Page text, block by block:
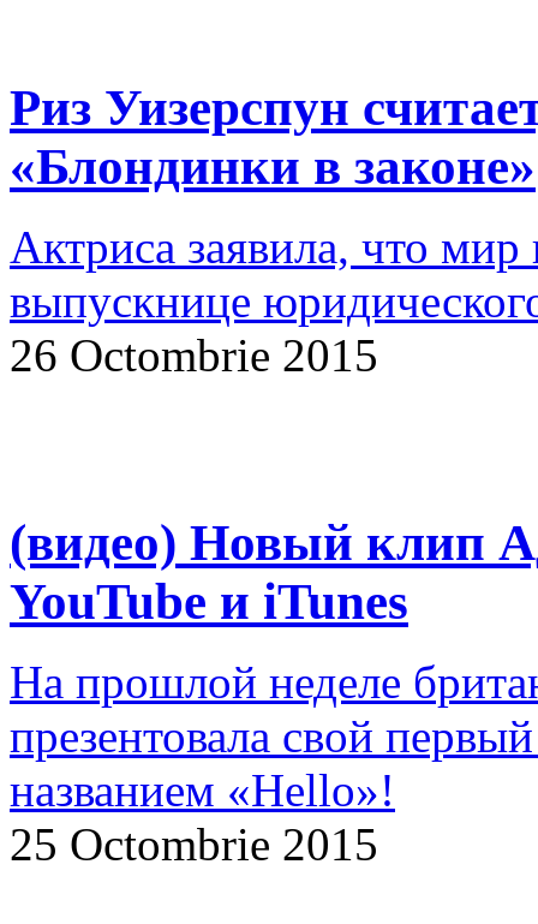
Риз Уизерспун
«Блондинки в законе»
Актриса заявила, что
выпускнице
26 Octombrie 2015
(видео) Новый клип
YouTube и iTunes
На прошлой неделе
презентовала свой
названием «Hello»!
25 Octombrie 2015